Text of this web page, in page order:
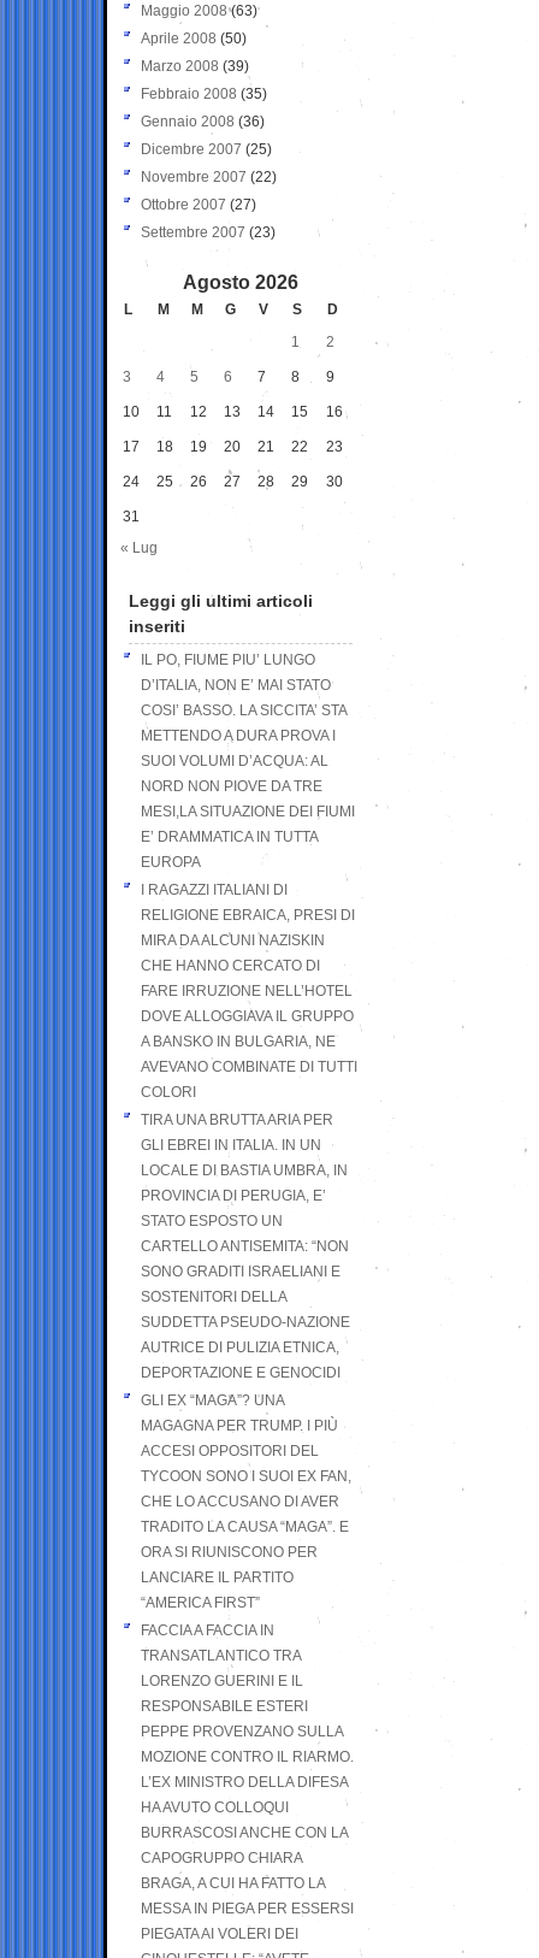
Maggio 2008(63)
Aprile 2008 (50)
Marzo 2008 (39)
Febbraio 2008 (35)
Gennaio 2008 (36)
Dicembre 2007 (25)
Novembre 2007 (22)
Ottobre 2007 (27)
Settembre 2007 (23)
Agosto 2026
L M M G V S
D
1
2
3 4 5 6 7 8 9
10 11 12 13 14 15 16
17 18 19 20 21 22 23
24 25 26 27 28 29 30
31
« Lug
Leggi gli ultimi articoli
inseriti
IL PO, FIUME PIU’ LUNGO
D’ITALIA, NON E’ MAI STATO
COSI’ BASSO. LA SICCITA’ STA
METTENDO A DURA PROVA I
SUOI VOLUMI D’ACQUA: AL
NORD NON PIOVE DA TRE
MESI,LA SITUAZIONE DEI FIUMI
E’ DRAMMATICA IN TUTTA
EUROPA
I RAGAZZI ITALIANI DI
RELIGIONE EBRAICA, PRESI DI
MIRA DA ALCUNI NAZISKIN
CHE HANNO CERCATO DI
FARE IRRUZIONE NELL’HOTEL
DOVE ALLOGGIAVA IL GRUPPO
A BANSKO IN BULGARIA, NE
AVEVANO COMBINATE DI TUTTI
COLORI
TIRA UNA BRUTTA ARIA PER
GLI EBREI IN ITALIA. IN UN
LOCALE DI BASTIA UMBRA, IN
PROVINCIA DI PERUGIA, E’
STATO ESPOSTO UN
CARTELLO ANTISEMITA: “NON
SONO GRADITI ISRAELIANI E
SOSTENITORI DELLA
SUDDETTA PSEUDO-NAZIONE
AUTRICE DI PULIZIA ETNICA,
DEPORTAZIONE E GENOCIDI
GLI EX “MAGA”? UNA
MAGAGNA PER TRUMP. I PIÙ
ACCESI OPPOSITORI DEL
TYCOON SONO I SUOI EX FAN,
CHE LO ACCUSANO DI AVER
TRADITO LA CAUSA “MAGA”. E
ORA SI RIUNISCONO PER
LANCIARE IL PARTITO
“AMERICA FIRST”
FACCIA A FACCIA IN
TRANSATLANTICO TRA
LORENZO GUERINI E IL
RESPONSABILE ESTERI
PEPPE PROVENZANO SULLA
MOZIONE CONTRO IL RIARMO.
L’EX MINISTRO DELLA DIFESA
HA AVUTO COLLOQUI
BURRASCOSI ANCHE CON LA
CAPOGRUPPO CHIARA
BRAGA, A CUI HA FATTO LA
MESSA IN PIEGA PER ESSERSI
PIEGATA AI VOLERI DEI